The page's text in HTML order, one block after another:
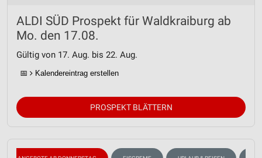
ALDI SÜD Prospekt für Waldkraiburg ab
Mo. den 17.08.
Gültig von 17. Aug. bis 22. Aug.
📅 Kalendereintrag erstellen
PROSPEKT BLÄTTERN